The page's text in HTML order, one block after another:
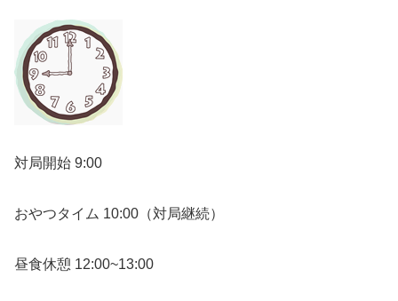
対局開始 9:00
おやつタイム 10:00（対局継続）
昼食休憩 12:00~13:00